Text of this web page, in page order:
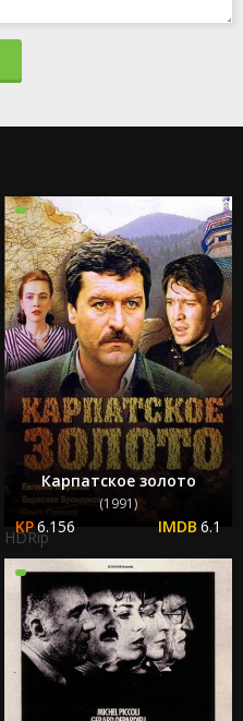
Карпатское золото
(1991)
6.156 6.1
HDRip